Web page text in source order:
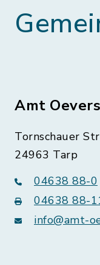
Amt
Tornschauer
24963 Tarp
04638 88-0
04638 88-
info@amt-